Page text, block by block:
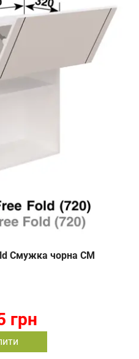
Смужка чорна СМ
грн